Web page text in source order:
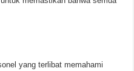
yang terlibat memahami